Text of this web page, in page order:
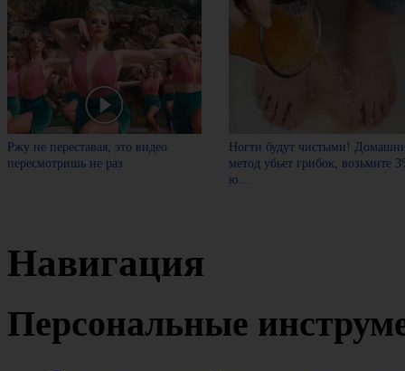
Ржу не переставая, это видео
пересмотришь не раз
Ногти будут чистыми!
метод убьет грибок, возьмите
ю…
Навигация
Персональные